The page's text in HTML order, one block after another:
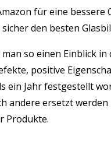
für eine
den besten
so einen Einblick
positive
Jahr festgestellt
andere ersetzt
Produkte.